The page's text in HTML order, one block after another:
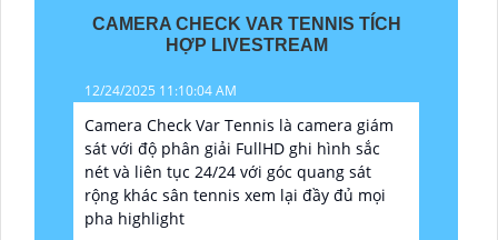
CAMERA CHECK VAR TENNIS TÍCH
HỢP LIVESTREAM
12/24/2025 11:10:04 AM
Camera Check Var Tennis là camera giám
sát với độ phân giải FullHD ghi hình sắc
nét và liên tục 24/24 với góc quang sát
rộng khác sân tennis xem lại đầy đủ mọi
pha highlight